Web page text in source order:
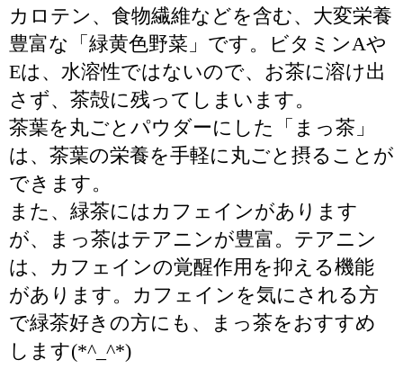
カロテン、食物繊維などを含む、大変栄養
豊富な「緑黄色野菜」です。ビタミンAや
Eは、水溶性ではないので、お茶に溶け出
さず、茶殻に残ってしまいます。
茶葉を丸ごとパウダーにした「まっ茶」
は、茶葉の栄養を手軽に丸ごと摂ることが
できます。
また、緑茶にはカフェインがあります
が、まっ茶はテアニンが豊富。テアニン
は、カフェインの覚醒作用を抑える機能
があります。カフェインを気にされる方
で緑茶好きの方にも、まっ茶をおすすめ
します(*^_^*)